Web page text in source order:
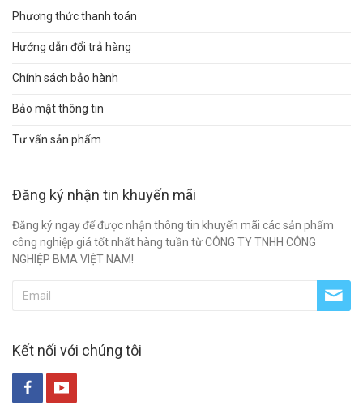
Phương thức thanh toán
Hướng dẫn đổi trả hàng
Chính sách bảo hành
Bảo mật thông tin
Tư vấn sản phẩm
Đăng ký nhận tin khuyến mãi
Đăng ký ngay để được nhận thông tin khuyến mãi các sản phẩm
công nghiệp giá tốt nhất hàng tuần từ CÔNG TY TNHH CÔNG
NGHIỆP BMA VIỆT NAM!
Kết nối với chúng tôi